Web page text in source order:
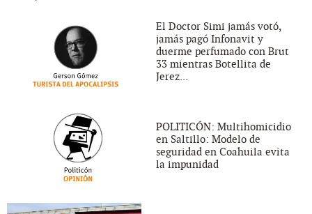
El Doctor Simi jamás votó,
jamás pagó Infonavit y
duerme perfumado con Brut
33 mientras Botellita de
Jerez...
POLITICÓN: Multihomicidio
en Saltillo: Modelo de
seguridad en Coahuila evita
la impunidad